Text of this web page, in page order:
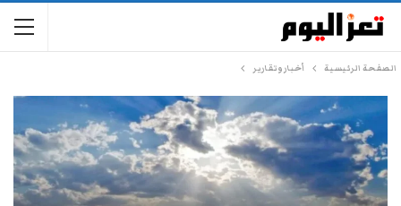
الصفحة الرئيسية أخبار وتقارير